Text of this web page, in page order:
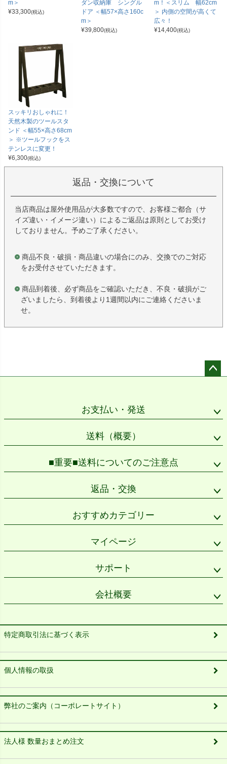
m＞
¥33,300(税込)
ダン収納庫 シングル
ドア ＜幅57×高さ160c
m＞
¥39,800(税込)
m！＜スリム 幅62cm
＞ 内側の空間が高くて
広々！
¥14,400(税込)
スッキリおしゃれに！
天然木製のツールスタ
ンド ＜幅55×高さ68cm
＞ ※ツールフックをス
テンレスに変更！
¥6,300(税込)
返品・交換について
当店商品は屋外使用品が大多数ですので、お客様ご都合（サ
イズ違い・イメージ違い）によるご返品は原則としてお受け
しておりません。予めご了承ください。
商品不良・破損・商品違いの場合にのみ、交換でのご対応
をお受付させていただきます。
商品到着後、必ず商品をご確認いただき、不良・破損がご
ざいましたら、到着後より1週間以内にご連絡くださいま
せ。
お支払い・発送
送料（概要）
■重要■送料についてのご注意点
返品・交換
おすすめカテゴリー
マイページ
サポート
会社概要
特定商取引法に基づく表示
個人情報の取扱
弊社のご案内（コーポレートサイト）
法人様 数量おまとめ注文